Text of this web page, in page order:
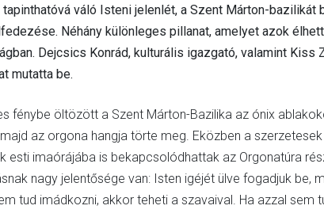
váló Isteni jelenlét, a Szent Márton-
Néhány különleges pillanat, amelyet azok
Dejcsics Konrád, kulturális igazgató, valamint
mutatta be.
fénybe öltözött a Szent Márton-Bazilika az ónix
az orgona hangja törte meg. Eközben a
esti imaórájába is bekapcsolódhattak az Orgonatúra
nagy jelentősége van: Isten igéjét ülve fogadjuk be,
tud imádkozni, akkor teheti a szavaival. Ha azzal